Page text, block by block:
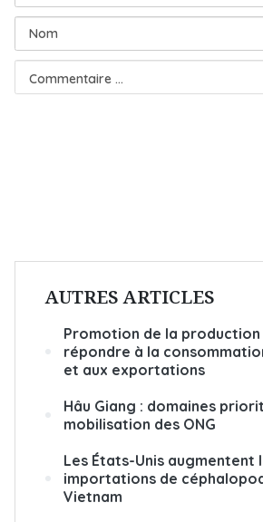
AUTRES ARTICLES
Promotion de la
répondre à la
et aux exportations
Hâu Giang : domaines
mobilisation des ONG
Les États-Unis augmentent
importations de
Vietnam